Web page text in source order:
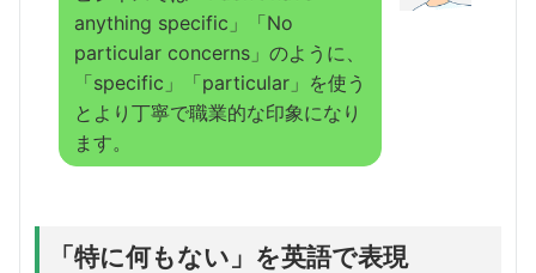
anything specific」「No
particular concerns」のように、
「specific」「particular」を使う
とより丁寧で職業的な印象になり
ます。
「特に何もない」を英語で表現